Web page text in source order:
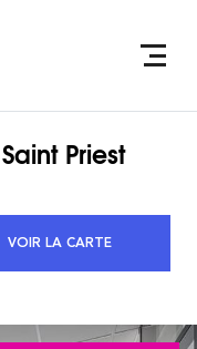
Saint Priest
VOIR LA CARTE